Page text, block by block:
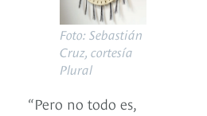
Foto: Sebastián
Cruz, cortesía
Plural
“Pero no todo es,